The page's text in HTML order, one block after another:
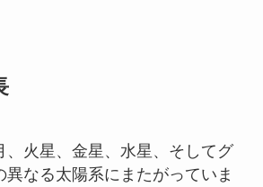
、火星、金星、水星、そしてグ
異なる太陽系にまたがっていま